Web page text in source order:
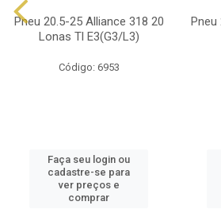
Pneu 20.5-25 Alliance 318 20
Lonas Tl E3(G3/L3)
Código: 6953
Faça seu login ou
cadastre-se para
ver preços e
comprar
Pneu